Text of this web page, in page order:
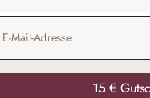
*
15 €